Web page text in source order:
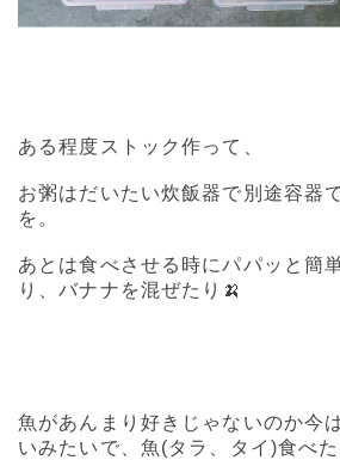
ある程度ストック作って、
お粥はだいたい炊飯器で別途容器
を。
あとは食べさせる時にパパッと簡
り、バナナを混ぜたり🍌
魚があんまり好きじゃないのか今
いみたいで、魚(タラ、タイ)食べ